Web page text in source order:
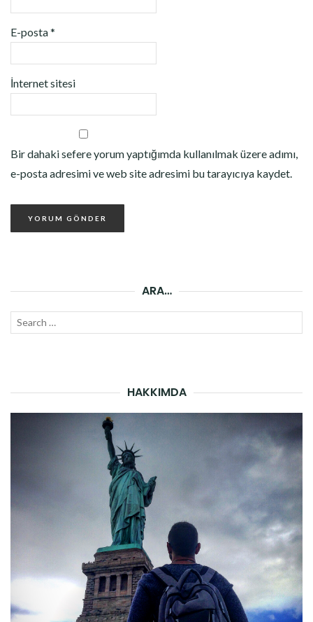
E-posta*
İnternet sitesi
Bir dahaki sefere yorum yaptığımda kullanılmak üzere adımı,
e-posta adresimi ve web site adresimi bu tarayıcıya kaydet.
ARA…
Search
HAKKIMDA